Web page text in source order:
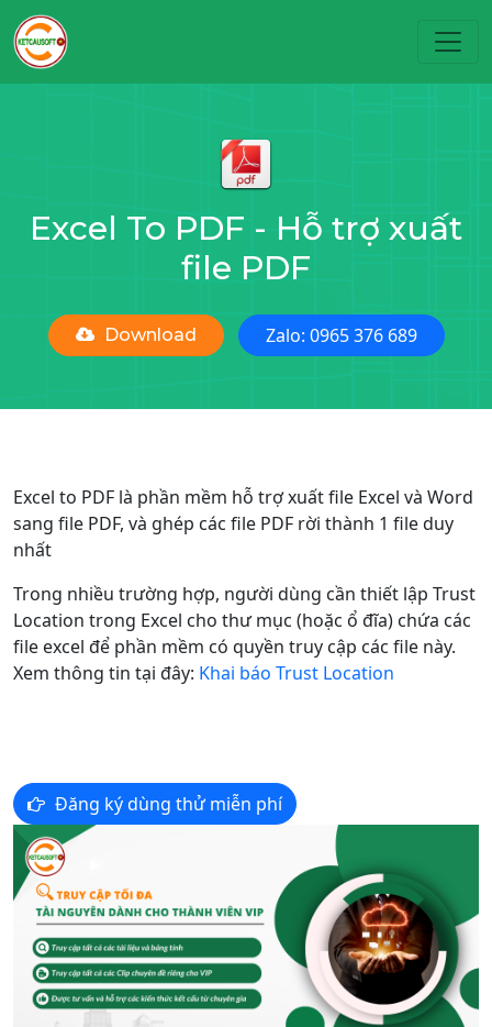
Excel To PDF - Hỗ trợ xuất
file PDF
Download Zalo: 0965 376 689
Excel to PDF là phần mềm hỗ trợ xuất file Excel và Word
sang file PDF, và ghép các file PDF rời thành 1 file duy
nhất
Trong nhiều trường hợp, người dùng cần thiết lập Trust
Location trong Excel cho thư mục (hoặc ổ đĩa) chứa các
file excel để phần mềm có quyền truy cập các file này.
Xem thông tin tại đây: Khai báo Trust Location
Đăng ký dùng thử miễn phí